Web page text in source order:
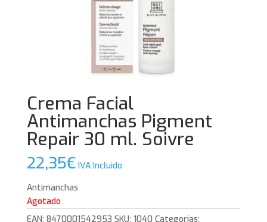
Crema Facial
Antimanchas Pigment
Repair 30 ml. Soivre
22,35€ IVA Incluido
Antimanchas
Agotado
EAN: 8470001542953 SKU: 1040 Categorías: